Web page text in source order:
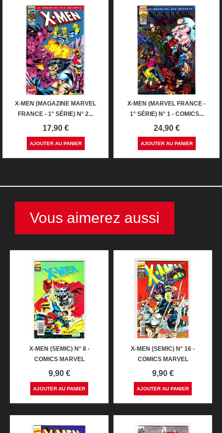
X-MEN (MAGAZINE MARVEL
FRANCE - 1° SÉRIE) N° 2...
Prix
17,90 €
AJOUTER AU PANIER
X-MEN (MARVEL FRANCE -
1° SÉRIE) N° 1 - COMICS...
Prix
24,90 €
AJOUTER AU PANIER
Vous aimerez aussi
X-MEN (SEMIC) N° 8 -
COMICS MARVEL
Prix
9,90 €
AJOUTER AU PANIER
X-MEN (SEMIC) N° 16 -
COMICS MARVEL
Prix
9,90 €
AJOUTER AU PANIER